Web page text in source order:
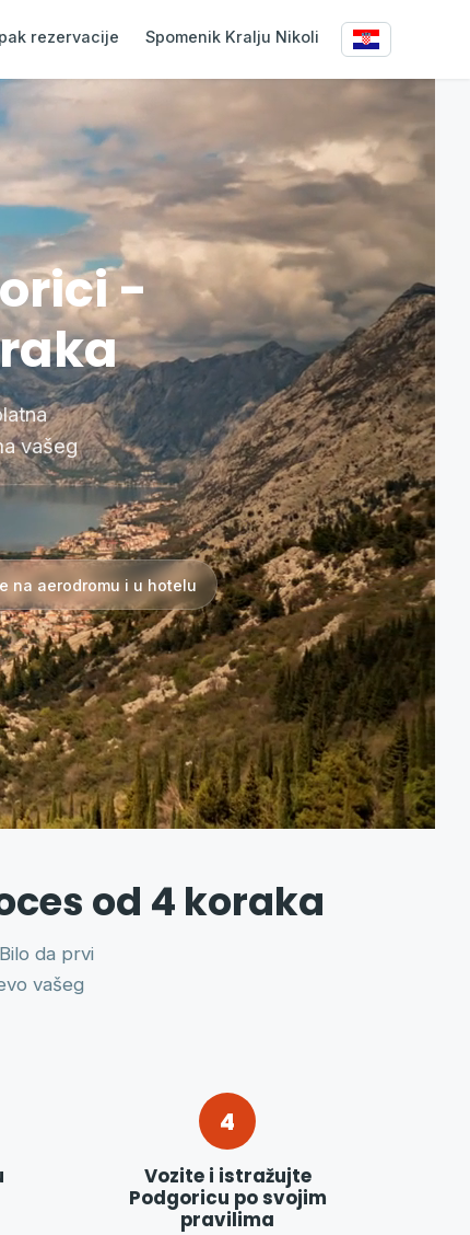
rezervacije Spomenik Kralju Nikoli
-
vašeg
na aerodromu i u hotelu
od 4 koraka
da prvi
vašeg
4
Vozite i istražujte
Podgoricu po svojim
pravilima